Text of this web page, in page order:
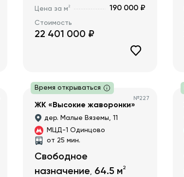
Цена за м2 190 000 ₽
Стоимость
22 401 000 ₽
Время открываться
№227
ЖК «Высокие жаворонки»
дер. Малые Вяземы, 11
МЦД-1 Одинцово
от 25 мин.
Свободное
назначение, 64.5 м2